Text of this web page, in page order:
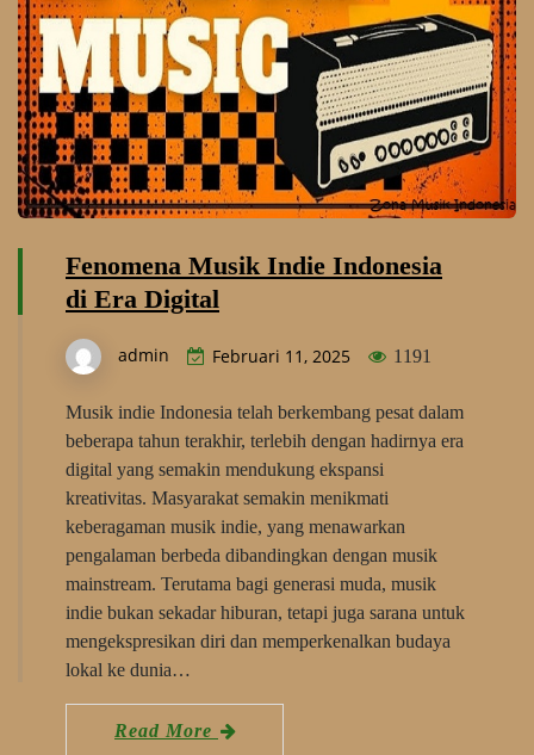
Fenomena Musik Indie Indonesia
di Era Digital
admin Februari 11, 2025 1191
Musik indie Indonesia telah berkembang pesat dalam
beberapa tahun terakhir, terlebih dengan hadirnya era
digital yang semakin mendukung ekspansi
kreativitas. Masyarakat semakin menikmati
keberagaman musik indie, yang menawarkan
pengalaman berbeda dibandingkan dengan musik
mainstream. Terutama bagi generasi muda, musik
indie bukan sekadar hiburan, tetapi juga sarana untuk
mengekspresikan diri dan memperkenalkan budaya
lokal ke dunia…
Read More